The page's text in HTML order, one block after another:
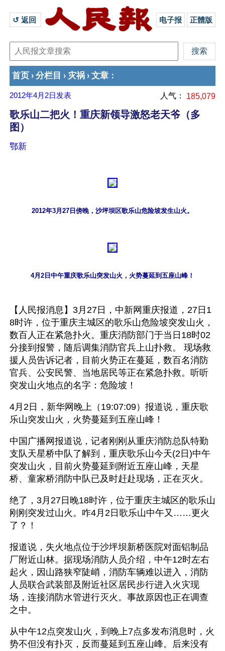
↺ 返回 电子报 正體版
首页 › 分栏目 › 灾祸 › 文章 ：
2012年4月2日 发表 人气： 185,079
歌乐山二把火！重庆新领导激怒老天爷（多
图）
鄂新
2012年3月27日傍晚，沙坪坝区歌乐山危险坡发生山火。
4月2日中午重庆歌乐山突发山火，火势蔓延到五座山峰！
【人民报消息】3月27日，中新网重庆报道，27日1
8时许，位于重庆主城区的歌乐山危险坡突发山火，
数百人正在紧急扑火。重庆消防部门于当日18时02
分接到报警，随后调集消防官兵上山扑救。 现场救
援人员告诉记者，目前火势正在蔓延，数百名消防
官兵、公安民警、当地居民等正在紧急扑救。听听
突发山火地点的名字：危险坡！
4月2日，新华网晚上（19:07:09）报道说，重庆歌
乐山突发山火，火势蔓延到五座山峰！
中国广播网报道说，记者刚刚从重庆消防总队特勤
支队天星桥中队了解到，重庆歌乐山今天(2日)中午
突发山火，目前火势蔓延到附近五座山峰，天星
桥、童家桥消防中队已及时赶赴现场，正在灭火。
绝了，3月27日晚18时许，位于重庆主城区的歌乐山
刚刚突发过山火。咋4月2日歌乐山中午又……更火
了？！
报道说，失火地点位于沙坪坝新桥医院对面铝制品
厂附近山林。据现场消防人员介绍，中午12时左右
起火，因山路狭窄陡峭，消防车辆难以进入，消防
人员联合武装部及附近社区居民步行进入火灾现
场，连接消防水管进行灭火。事故原因也正在调查
之中。
从中午12点突发山火，到晚上7点多发布消息时，火
势不但没有扑灭，反而蔓延到五座山峰。后来没有